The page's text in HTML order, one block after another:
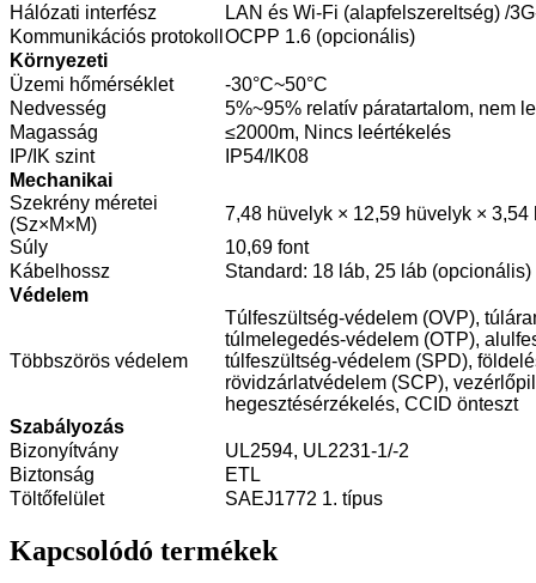
Hálózati interfész
LAN és Wi-Fi (alapfelszereltség) /
Kommunikációs protokoll OCPP 1.6 (opcionális)
Környezeti
Üzemi hőmérséklet
-30°C~50°C
Nedvesség
5%~95% relatív páratartalom, nem
Magasság
≤2000m, Nincs leértékelés
IP/IK szint
IP54/IK08
Mechanikai
Szekrény méretei
(Sz×M×M)
7,48 hüvelyk × 12,59 hüvelyk × 3,54
Súly
10,69 font
Kábelhossz
Standard: 18 láb, 25 láb (opcionális)
Védelem
Többszörös védelem
Túlfeszültség-védelem (OVP),
túlmelegedés-védelem (OTP),
túlfeszültség-védelem (SPD),
rövidzárlatvédelem (SCP),
hegesztésérzékelés, CCID önteszt
Szabályozás
Bizonyítvány
UL2594, UL2231-1/-2
Biztonság
ETL
Töltőfelület
SAEJ1772 1. típus
Kapcsolódó termékek